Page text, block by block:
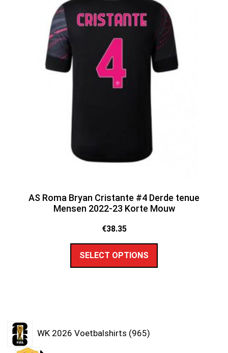
AS Roma Bryan Cristante #4 Derde tenue
Mensen 2022-23 Korte Mouw
€38.35
SELECT OPTIONS
WK 2026 Voetbalshirts 965